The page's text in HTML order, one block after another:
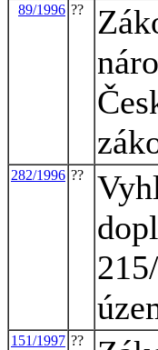
89/1996 ??
282/1996 ??
151/1997 ??